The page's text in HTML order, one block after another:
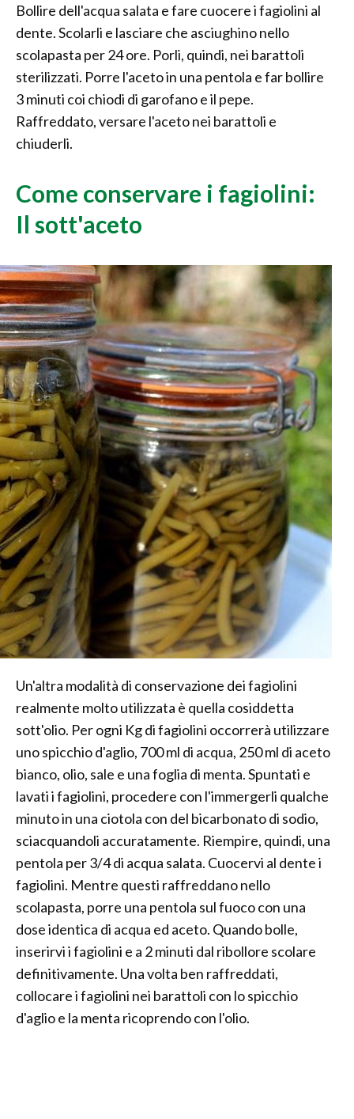
Bollire dell'acqua salata e fare cuocere i fagiolini al
dente. Scolarli e lasciare che asciughino nello
scolapasta per 24 ore. Porli, quindi, nei barattoli
sterilizzati. Porre l'aceto in una pentola e far bollire
3 minuti coi chiodi di garofano e il pepe.
Raffreddato, versare l'aceto nei barattoli e
chiuderli.
Come conservare i fagiolini:
Il sott'aceto
Un'altra modalità di conservazione dei fagiolini
realmente molto utilizzata è quella cosiddetta
sott'olio. Per ogni Kg di fagiolini occorrerà utilizzare
uno spicchio d'aglio, 700 ml di acqua, 250 ml di aceto
bianco, olio, sale e una foglia di menta. Spuntati e
lavati i fagiolini, procedere con l'immergerli qualche
minuto in una ciotola con del bicarbonato di sodio,
sciacquandoli accuratamente. Riempire, quindi, una
pentola per 3/4 di acqua salata. Cuocervi al dente i
fagiolini. Mentre questi raffreddano nello
scolapasta, porre una pentola sul fuoco con una
dose identica di acqua ed aceto. Quando bolle,
inserirvi i fagiolini e a 2 minuti dal ribollore scolare
definitivamente. Una volta ben raffreddati,
collocare i fagiolini nei barattoli con lo spicchio
d'aglio e la menta ricoprendo con l'olio.